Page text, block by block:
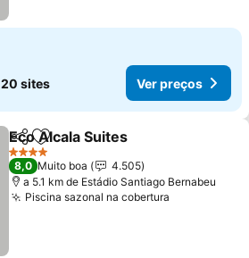
20 sites Ver preços
PartilharAdicionar aos favoritos
Eco Alcala Suites
4 Estrelas
8,0 Muito boa
4.505
a 5.1 km de Estádio Santiago Bernabeu
Piscina sazonal na cobertura